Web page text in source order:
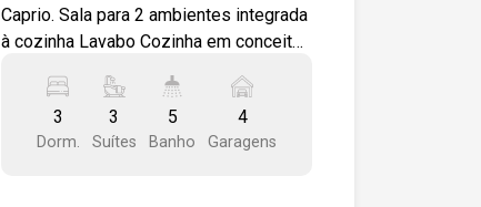
Caprio. Sala para 2 ambientes integrada
à cozinha Lavabo Cozinha em conceito
gramado Lavanderia com entrada de
serviço Banheiro externo Depósito 3
suítes, sendo 1 máster com closet e
3
Dorm.
3
Suítes
5
Banho
4
Garagens